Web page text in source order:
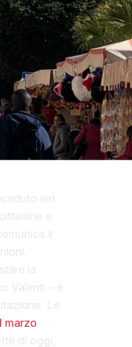
ieri
e
il
la
Valenti – è
Le
marzo.
di oggi,